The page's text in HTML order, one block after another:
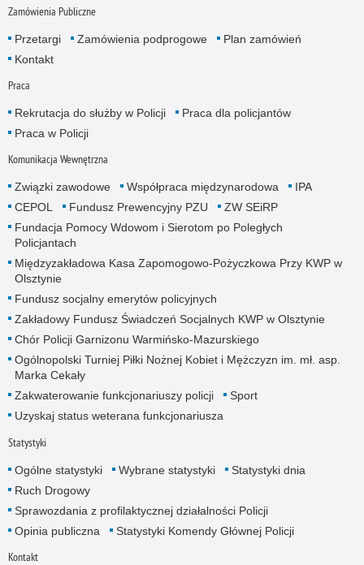
Zamówienia Publiczne
Przetargi Zamówienia podprogowe
Plan zamówień
Kontakt
Praca
Rekrutacja do służby w Policji
Praca dla policjantów
Praca w Policji
Komunikacja Wewnętrzna
Związki zawodowe Współpraca międzynarodowa
IPA
CEPOL
Fundusz Prewencyjny PZU
ZW SEiRP
Fundacja Pomocy Wdowom i Sierotom po Poległych
Policjantach
Międzyzakładowa Kasa Zapomogowo-Pożyczkowa Przy KWP w
Olsztynie
Fundusz socjalny emerytów policyjnych
Zakładowy Fundusz Świadczeń Socjalnych KWP w Olsztynie
Chór Policji Garnizonu Warmińsko-Mazurskiego
Ogólnopolski Turniej Piłki Nożnej Kobiet i Mężczyzn im. mł. asp.
Marka Cekały
Zakwaterowanie funkcjonariuszy policji
Sport
Uzyskaj status weterana funkcjonariusza
Statystyki
Ogólne statystyki Wybrane statystyki
Statystyki dnia
Ruch Drogowy
Sprawozdania z profilaktycznej działalności Policji
Opinia publiczna
Statystyki Komendy Głównej Policji
Kontakt